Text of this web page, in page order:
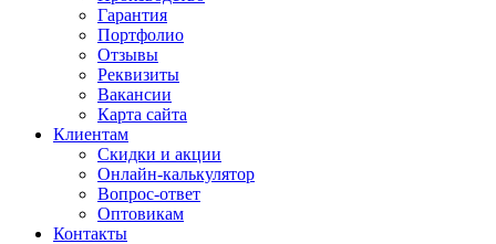
Гарантия
Портфолио
Отзывы
Реквизиты
Вакансии
Карта сайта
Клиентам
Скидки и акции
Онлайн-калькулятор
Вопрос-ответ
Оптовикам
Контакты